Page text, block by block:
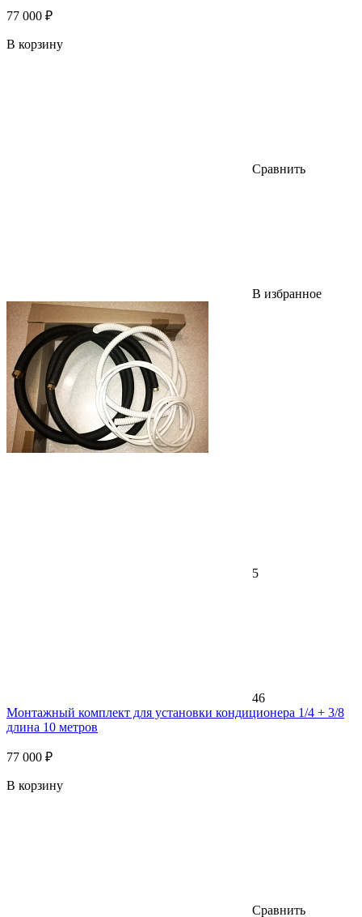
77 000 ₽
В корзину
Сравнить
В избранное
5
46
Монтажный комплект для установки кондиционера 1/4 + 3/8
длина 10 метров
77 000 ₽
В корзину
Сравнить